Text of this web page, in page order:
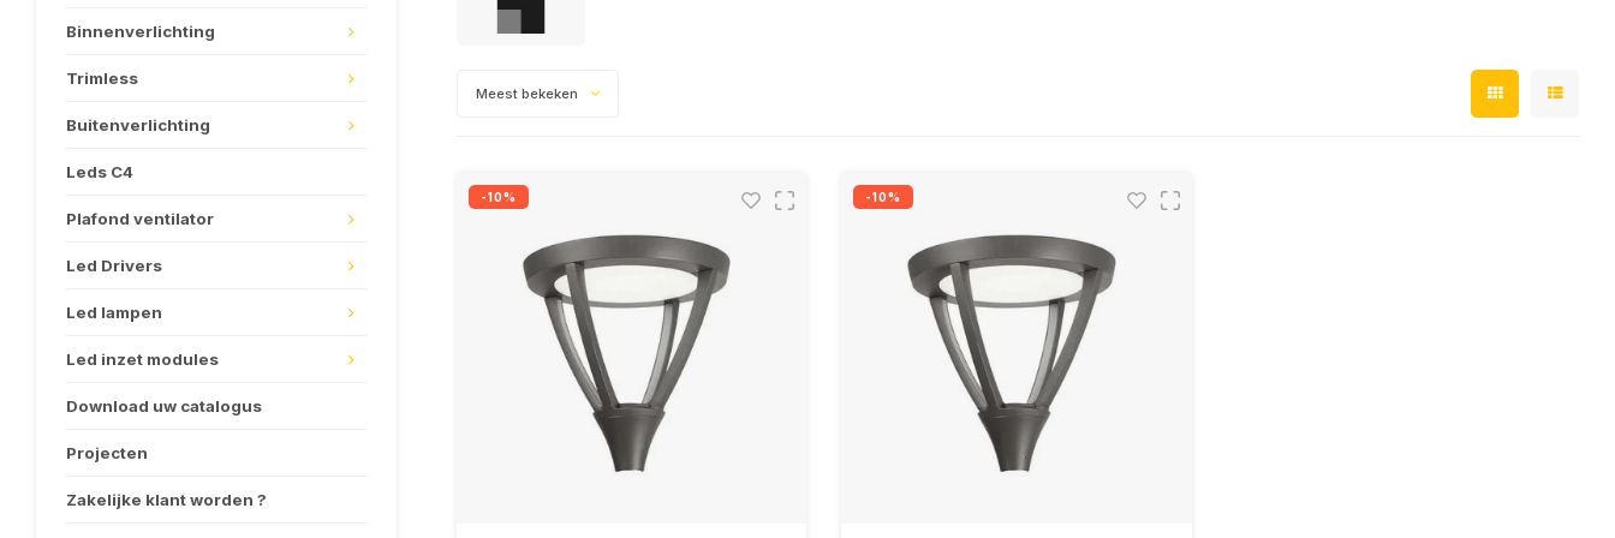
Binnenverlichting
Trimless
Buitenverlichting
Leds C4
Plafond ventilator
Led Drivers
Led lampen
Led inzet modules
Download uw catalogus
Projecten
Zakelijke klant worden ?
Meest bekeken
-10% -10%